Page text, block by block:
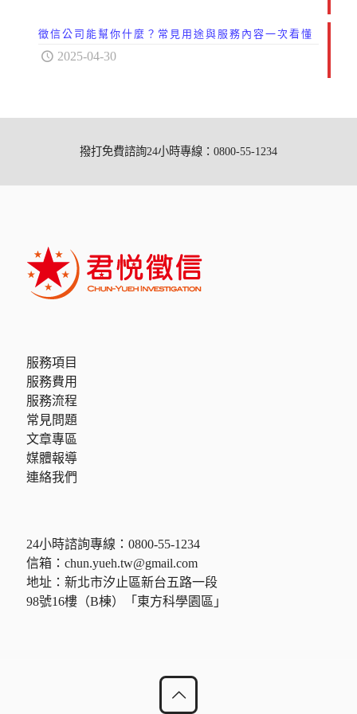
徵信公司能幫你什麼？常見用途與服務內容一次看懂
2025-04-30
撥打免費諮詢24小時專線：0800-55-1234
服務項目
服務費用
服務流程
常見問題
文章專區
媒體報導
連絡我們
24小時諮詢專線： 0800-55-1234
信箱： chun.yueh.tw@gmail.com
地址：新北市汐止區新台五路一段
98號16樓（B棟）「東方科學園區」